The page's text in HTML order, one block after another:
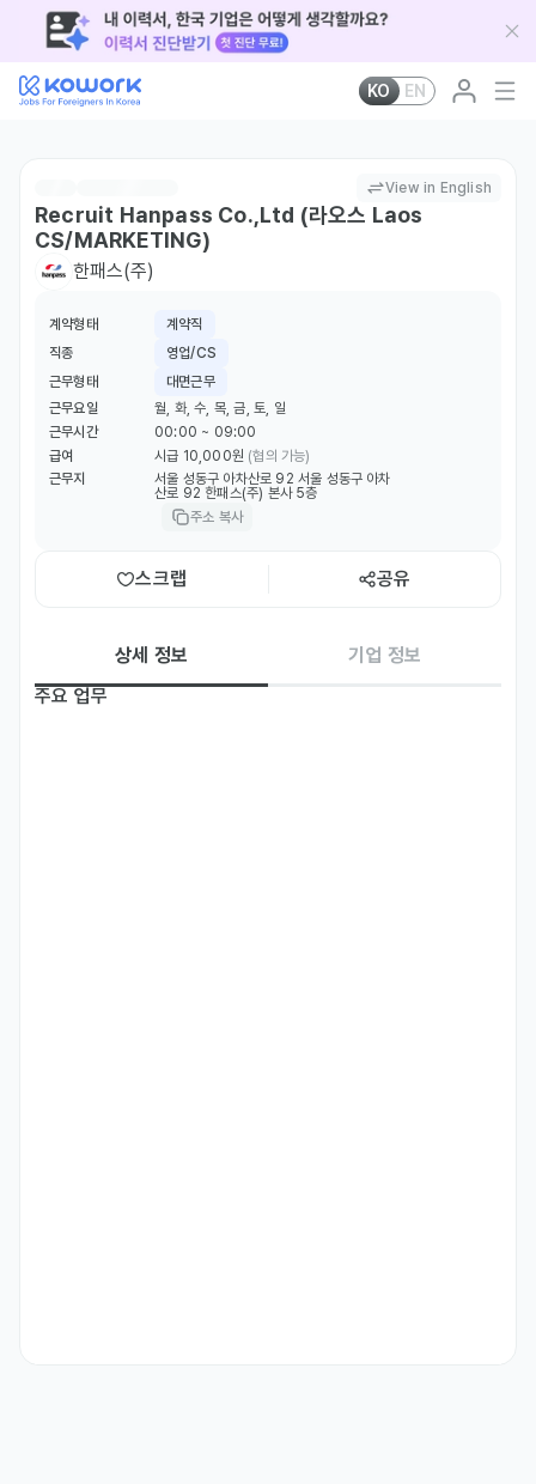
KO EN
View in English
Recruit Hanpass Co.,Ltd (라오스 Laos
CS/MARKETING)
한패스(주)
계약형태
계약직
직종
영업/CS
근무형태
대면근무
근무요일
월, 화, 수, 목, 금, 토, 일
근무시간
00:00 ~ 09:00
급여
시급 10,000원 (협의 가능)
근무지
서울 성동구 아차산로 92 서울 성동구 아차
산로 92 한패스(주) 본사 5층
주소 복사
스크랩 공유
상세 정보
기업 정보
주요 업무